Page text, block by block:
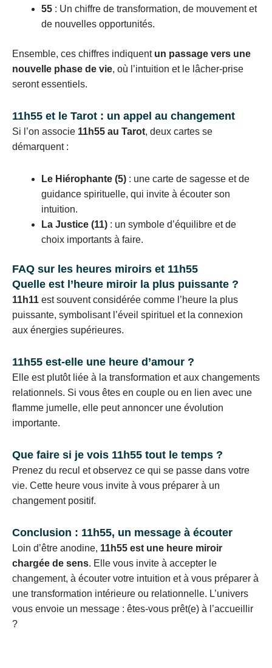
55 : Un chiffre de transformation, de mouvement et
de nouvelles opportunités.
Ensemble, ces chiffres indiquent un passage vers une
nouvelle phase de vie, où l’intuition et le lâcher-prise
seront essentiels.
11h55 et le Tarot : un appel au changement
Si l’on associe 11h55 au Tarot, deux cartes se
démarquent :
Le Hiérophante (5) : une carte de sagesse et de
guidance spirituelle, qui invite à écouter son
intuition.
La Justice (11) : un symbole d’équilibre et de
choix importants à faire.
FAQ sur les heures miroirs et 11h55
Quelle est l’heure miroir la plus puissante ?
11h11 est souvent considérée comme l’heure la plus
puissante, symbolisant l’éveil spirituel et la connexion
aux énergies supérieures.
11h55 est-elle une heure d’amour ?
Elle est plutôt liée à la transformation et aux changements
relationnels. Si vous êtes en couple ou en lien avec une
flamme jumelle, elle peut annoncer une évolution
importante.
Que faire si je vois 11h55 tout le temps ?
Prenez du recul et observez ce qui se passe dans votre
vie. Cette heure vous invite à vous préparer à un
changement positif.
Conclusion : 11h55, un message à écouter
Loin d’être anodine, 11h55 est une heure miroir
chargée de sens. Elle vous invite à accepter le
changement, à écouter votre intuition et à vous préparer à
une transformation intérieure ou relationnelle. L’univers
vous envoie un message : êtes-vous prêt(e) à l’accueillir
?